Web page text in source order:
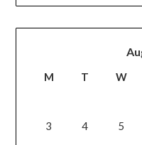
M T W
3 4 5